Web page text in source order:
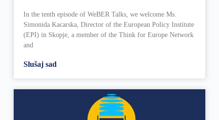
In the tenth episode of WeBER Talks, we welcome Ms.
Simonida Kacarska, Director of the European Policy Institute
(EPI) in Skopje, a member of the Think for Europe Network
and
Slušaj sad